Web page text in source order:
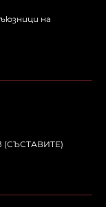
на
(СЪСТАВИТЕ)